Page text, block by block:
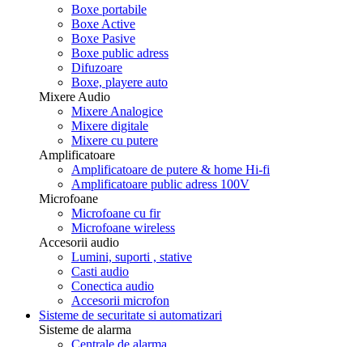
Boxe portabile
Boxe Active
Boxe Pasive
Boxe public adress
Difuzoare
Boxe, playere auto
Mixere Audio
Mixere Analogice
Mixere digitale
Mixere cu putere
Amplificatoare
Amplificatoare de putere & home Hi-fi
Amplificatoare public adress 100V
Microfoane
Microfoane cu fir
Microfoane wireless
Accesorii audio
Lumini, suporti , stative
Casti audio
Conectica audio
Accesorii microfon
Sisteme de securitate si automatizari
Sisteme de alarma